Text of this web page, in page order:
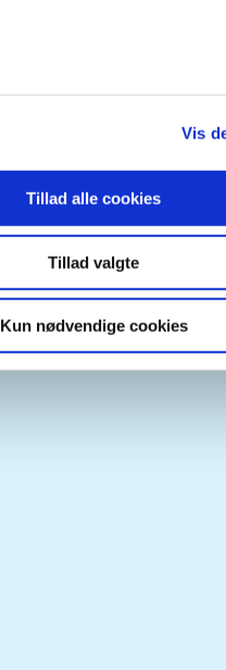
Vis
Tillad alle cookies
Tillad valgte
Kun nødvendige cookies